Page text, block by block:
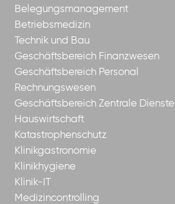
Belegungsmanagement
Betriebsmedizin
Technik und Bau
Geschäftsbereich Finanzwesen
Geschäftsbereich Personal
Rechnungswesen
Geschäftsbereich Zentrale Dienste
Hauswirtschaft
Katastrophenschutz
Klinikgastronomie
Klinikhygiene
Klinik-IT
Medizincontrolling